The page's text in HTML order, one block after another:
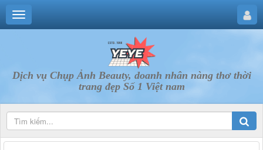
Dịch vụ Chụp Ảnh Beauty, doanh nhân nàng thơ thời
trang đẹp Số 1 Việt nam